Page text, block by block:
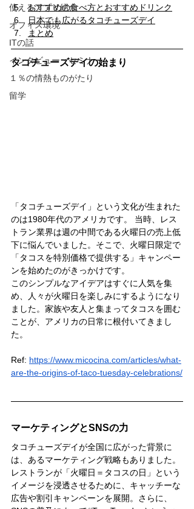
使えるアプリ紹介
オフィス環境
ITの話
インタビュー・セミナー
１％の情熱ものがたり
留学
おすすめの食べ方とおすすめドリンク
日本でも広がるタコチューズデイ
まとめ
タコチューズデイの始まり
「タコチューズデイ」という文化が生まれた
のは1980年代のアメリカです。 当時、レス
トラン業界は週の中間である火曜日の売上低
下に悩んでいました。そこで、火曜日限定で
「タコスを特別価格で提供する」キャンペー
ンを始めたのがきっかけです。
このシンプルなアイデアはすぐに人気を集
め、人々が火曜日を楽しみにするようになり
ました。家族や友人と集まってタコスを囲む
ことが、アメリカの日常に根付いてきまし
た。
Ref: https://www.micocina.com/articles/what-
are-the-origins-of-taco-tuesday-celebrations/
マーケティングとSNSの力
タコチューズデイが全国に広がった背景に
は、あるマーケティング戦略もありました。
レストランが「火曜日＝タコスの日」という
イメージを浸透させるために、キャッチーな
広告や割引キャンペーンを展開。さらに、